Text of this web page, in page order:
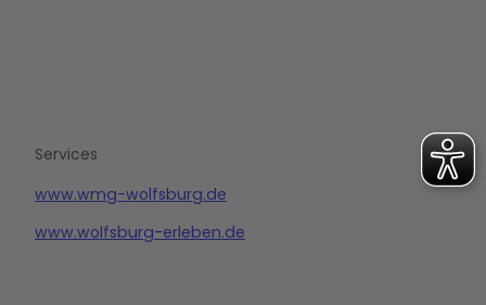
Services
www.wmg-wolfsburg.de
www.wolfsburg-erleben.de